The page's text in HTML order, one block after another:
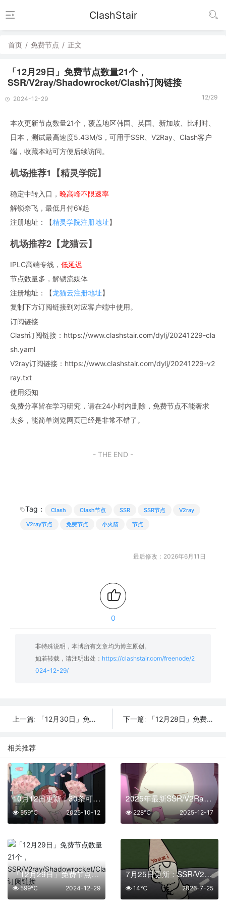
ClashStair
首页 / 免费节点 / 正文
「12月29日」免费节点数量21个，
SSR/V2ray/Shadowrocket/Clash订阅链接
2024-12-29 12/29
本次更新节点数量21个，覆盖地区韩国、英国、新加坡、比利时、
日本，测试最高速度5.43M/S，可用于SSR、V2Ray、Clash客户
端，收藏本站可方便后续访问。
机场推荐1【精灵学院】
稳定中转入口， 晚高峰不限速率
解锁奈飞，最低月付6¥起
注册地址：【精灵学院注册地址】
机场推荐2【龙猫云】
IPLC高端专线， 低延迟
节点数量多，解锁流媒体
注册地址：【龙猫云注册地址】
复制下方订阅链接到对应客户端中使用。
订阅链接
Clash订阅链接：https://www.clashstair.com/dylj/20241229-cla
sh.yaml
V2ray订阅链接：https://www.clashstair.com/dylj/20241229-v2
ray.txt
使用须知
免费分享皆在学习研究，请在24小时内删除，免费节点不能奢求
太多，能简单浏览网页已经是非常不错了。
- THE END -
Tag： Clash Clash节点 SSR SSR节点
V2ray
V2ray节点
免费节点 小火箭 节点
最后修改：2026年6月11日
0
非特殊说明，本博所有文章均为博主原创。
如若转载，请注明出处： https://clashstair.com/freenode/2
024-12-29/
上一篇: 「12月30日」免费节点数量19个，SSR/V2ray/Shadowrocket/Clash订阅链接 下一篇: 「12月28日」免费节点数量16个，SSR/V2ray/Shadowrocket/Clash订阅链接
相关推荐
10月12日更新：30条可用免费节点 | 2025年SSR/V2ray/Clash订阅链接
2025-10-12
559℃
2025年最新SSR/V2Ray/Clash节点分享 | 12月17日实时可用
2025-12-17
228℃
「12月29日」免费节点数量21个，SSR/V2ray/Shadowrocket/Clash订阅链接
2024-12-29
599℃
7月25日更新：SSR/V2Ray/Clash可用节点10条分享
2026-7-25
14℃